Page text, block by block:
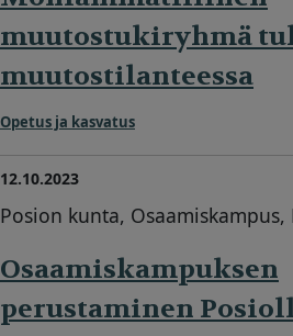
muutostukiryhmä
muutostilanteessa
Opetus ja kasvatus
12.10.2023
Posion kunta, Osaamiskampus,
Osaamiskampuksen
perustaminen